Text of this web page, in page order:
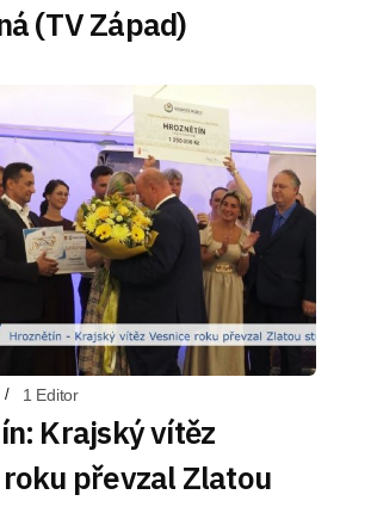
(TV Západ)
1 Editor
Krajský vítěz
převzal Zlatou